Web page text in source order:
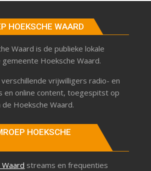
HOEKSCHE WAARD
Waard is de publieke lokale
Hoeksche Waard.
verschillende vrijwilligers radio- en
en online content, toegespitst op
Hoeksche Waard.
HOEKSCHE
streams en frequenties